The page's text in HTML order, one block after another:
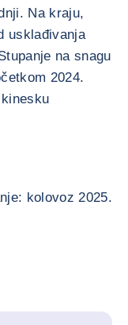
Na kraju,
usklađivanja
na snagu
2024.
kolovoz 2025.